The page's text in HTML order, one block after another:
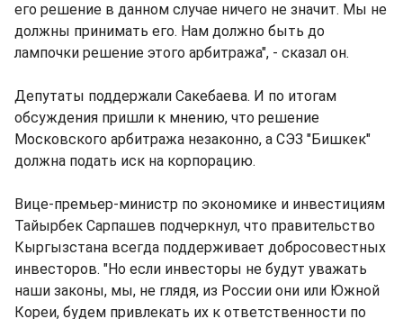
его решение в данном случае ничего не значит. Мы не
должны принимать его. Нам должно быть до
лампочки решение этого арбитража", - сказал он.
Депутаты поддержали Сакебаева. И по итогам
обсуждения пришли к мнению, что решение
Московского арбитража незаконно, а СЭЗ "Бишкек"
должна подать иск на корпорацию.
Вице-премьер-министр по экономике и инвестициям
Тайырбек Сарпашев подчеркнул, что правительство
Кыргызстана всегда поддерживает добросовестных
инвесторов. "Но если инвесторы не будут уважать
наши законы, мы, не глядя, из России они или Южной
Кореи, будем привлекать их к ответственности по